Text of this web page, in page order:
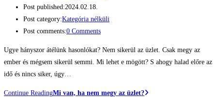
Post published:2024.02.18.
Post category:Kategória nélküli
Post comments:0 Comments
Ugye hányszor átélünk hasonlókat? Nem sikerül az üzlet. Csak megy az
ember és mégsem sikerül semmi. Mi lehet e mögött? S ahogy halad előre az
idő és nincs siker, úgy…
Continue ReadingMi van, ha nem megy az üzlet?